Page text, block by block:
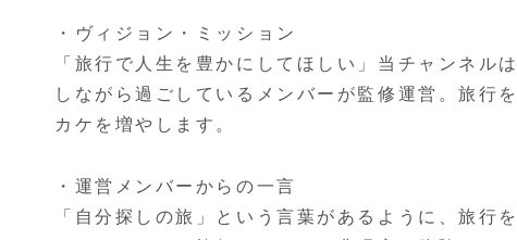
・ヴィジョン・ミッション
「旅行で人生を豊かにしてほしい」当チャンネル
しながら過ごしているメンバーが監修運営。旅行
カケを増やします。
・運営メンバーからの一言
「自分探しの旅」という言葉があるように、旅行